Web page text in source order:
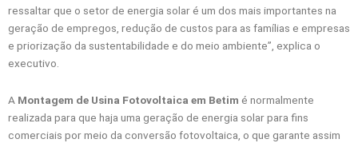
ressaltar que o setor de energia solar é um dos mais importantes na
geração de empregos, redução de custos para as famílias e empresas
e priorização da sustentabilidade e do meio ambiente”, explica o
executivo.
A Montagem de Usina Fotovoltaica em Betim é normalmente
realizada para que haja uma geração de energia solar para fins
comerciais por meio da conversão fotovoltaica, o que garante assim